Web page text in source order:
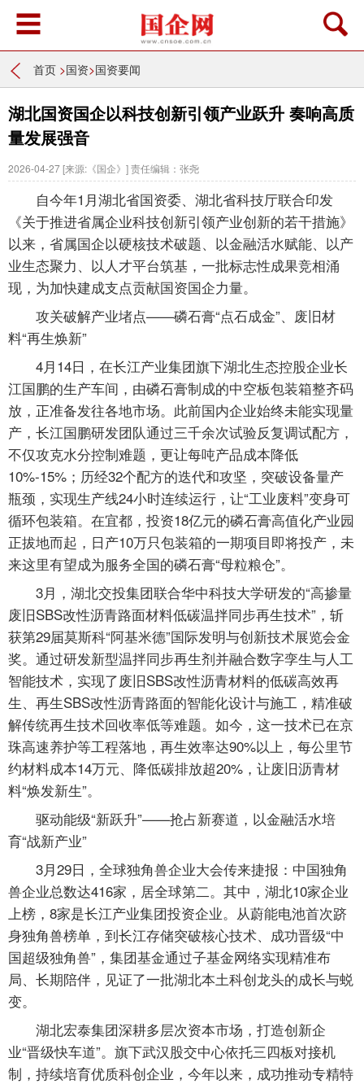
首页 >国资>国资要闻
湖北国资国企以科技创新引领产业跃升 奏响高质
量发展强音
2026-04-27[来源:《国企》]责任编辑：张尧
自今年1月湖北省国资委、湖北省科技厅联合印发
《关于推进省属企业科技创新引领产业创新的若干措施》
以来，省属国企以硬核技术破题、以金融活水赋能、以产
业生态聚力、以人才平台筑基，一批标志性成果竞相涌
现，为加快建成支点贡献国资国企力量。
攻关破解产业堵点——磷石膏“点石成金”、废旧材
料“再生焕新”
4月14日，在长江产业集团旗下湖北生态控股企业长
江国鹏的生产车间，由磷石膏制成的中空板包装箱整齐码
放，正准备发往各地市场。此前国内企业始终未能实现量
产，长江国鹏研发团队通过三千余次试验反复调试配方，
不仅攻克水分控制难题，更让每吨产品成本降低
10%-15%；历经32个配方的迭代和攻坚，突破设备量产
瓶颈，实现生产线24小时连续运行，让“工业废料”变身可
循环包装箱。在宜都，投资18亿元的磷石膏高值化产业园
正拔地而起，日产10万只包装箱的一期项目即将投产，未
来这里有望成为服务全国的磷石膏“母粒粮仓”。
3月，湖北交投集团联合华中科技大学研发的“高掺量
废旧SBS改性沥青路面材料低碳温拌同步再生技术”，斩
获第29届莫斯科“阿基米德”国际发明与创新技术展览会金
奖。通过研发新型温拌同步再生剂并融合数字孪生与人工
智能技术，实现了废旧SBS改性沥青材料的低碳高效再
生、再生SBS改性沥青路面的智能化设计与施工，精准破
解传统再生技术回收率低等难题。如今，这一技术已在京
珠高速养护等工程落地，再生效率达90%以上，每公里节
约材料成本14万元、降低碳排放超20%，让废旧沥青材
料“焕发新生”。
驱动能级“新跃升”——抢占新赛道，以金融活水培
育“战新产业”
3月29日，全球独角兽企业大会传来捷报：中国独角
兽企业总数达416家，居全球第二。其中，湖北10家企业
上榜，8家是长江产业集团投资企业。从蔚能电池首次跻
身独角兽榜单，到长江存储突破核心技术、成功晋级“中
国超级独角兽”，集团基金通过子基金网络实现精准布
局、长期陪伴，见证了一批湖北本土科创龙头的成长与蜕
变。
湖北宏泰集团深耕多层次资本市场，打造创新企
业“晋级快车道”。旗下武汉股交中心依托三四板对接机
制，持续培育优质科创企业，今年以来，成功推动专精特